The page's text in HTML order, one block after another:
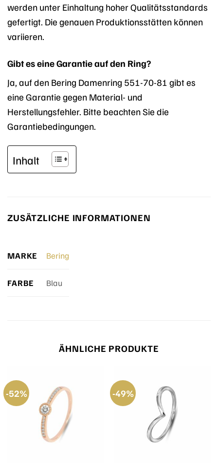
werden unter Einhaltung hoher Qualitätsstandards
gefertigt. Die genauen Produktionsstätten können
variieren.
Gibt es eine Garantie auf den Ring?
Ja, auf den Bering Damenring 551-70-81 gibt es
eine Garantie gegen Material- und
Herstellungsfehler. Bitte beachten Sie die
Garantiebedingungen.
Inhalt
ZUSÄTZLICHE INFORMATIONEN
MARKE Bering
FARBE Blau
ÄHNLICHE PRODUKTE
-52% -49%